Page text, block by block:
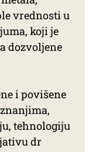
vrednosti u
koji je
dozvoljene
i povišene
tehnologiju
dr